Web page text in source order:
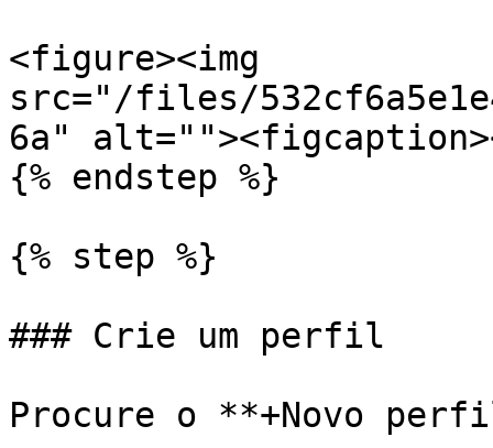
<figure><img
src="/files/
6a"
{% endstep %}
{% step %}
### Crie um perfil
Procure o **+Novo